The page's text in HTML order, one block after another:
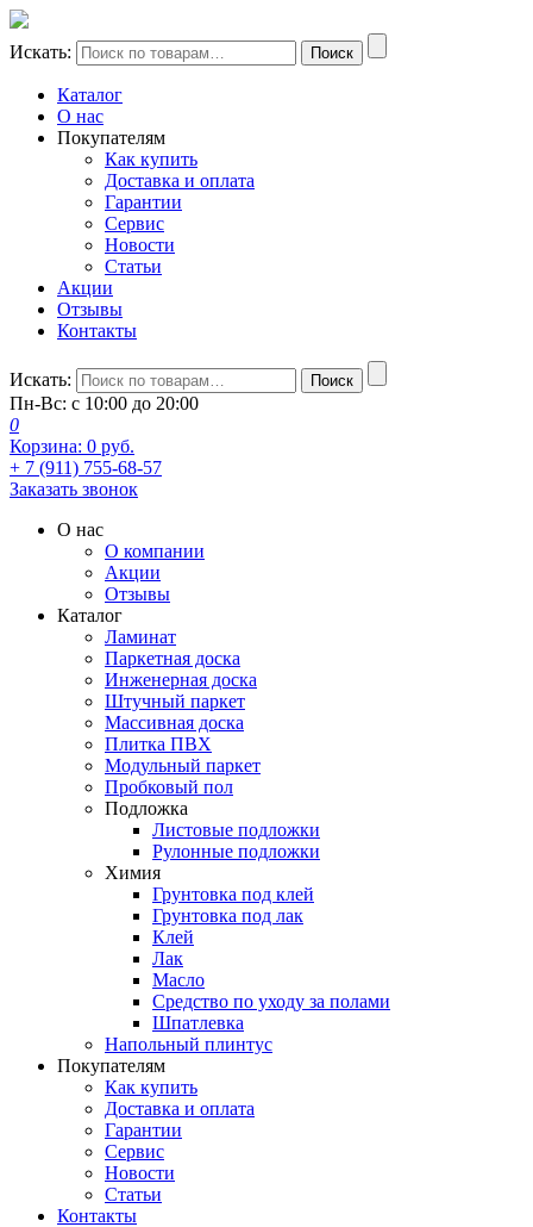
Искать: Поиск
Каталог
О нас
Покупателям
Как купить
Доставка и оплата
Гарантии
Сервис
Новости
Статьи
Акции
Отзывы
Контакты
Искать: Поиск
Пн-Вс: с 10:00 до 20:00
0
Корзина: 0 руб.
+ 7 (911) 755-68-57
Заказать звонок
О нас
О компании
Акции
Отзывы
Каталог
Ламинат
Паркетная доска
Инженерная доска
Штучный паркет
Массивная доска
Плитка ПВХ
Модульный паркет
Пробковый пол
Подложка
Листовые подложки
Рулонные подложки
Химия
Грунтовка под клей
Грунтовка под лак
Клей
Лак
Масло
Средство по уходу за полами
Шпатлевка
Напольный плинтус
Покупателям
Как купить
Доставка и оплата
Гарантии
Сервис
Новости
Статьи
Контакты